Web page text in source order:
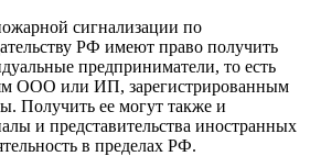
сигнализации по
РФ имеют право получить
предприниматели, то есть
ООО или ИП, зарегистрированным
Получить ее могут также и
и представительства иностранных
в пределах РФ.